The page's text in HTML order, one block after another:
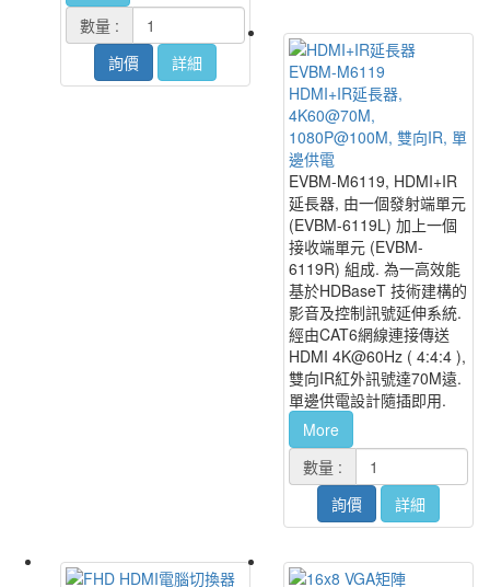
數量 :
詢價
詳細
EVBM-M6119
HDMI+IR延長器,
4K60@70M,
1080P@100M, 雙向IR, 單
邊供電
EVBM-M6119, HDMI+IR
延長器, 由一個發射端單元
(EVBM-6119L) 加上一個
接收端單元 (EVBM-
6119R) 組成. 為一高效能
基於HDBaseT 技術建構的
影音及控制訊號延伸系統.
經由CAT6網線連接傳送
HDMI 4K@60Hz ( 4:4:4 ),
雙向IR紅外訊號達70M遠.
單邊供電設計隨插即用.
More
數量 :
詢價
詳細